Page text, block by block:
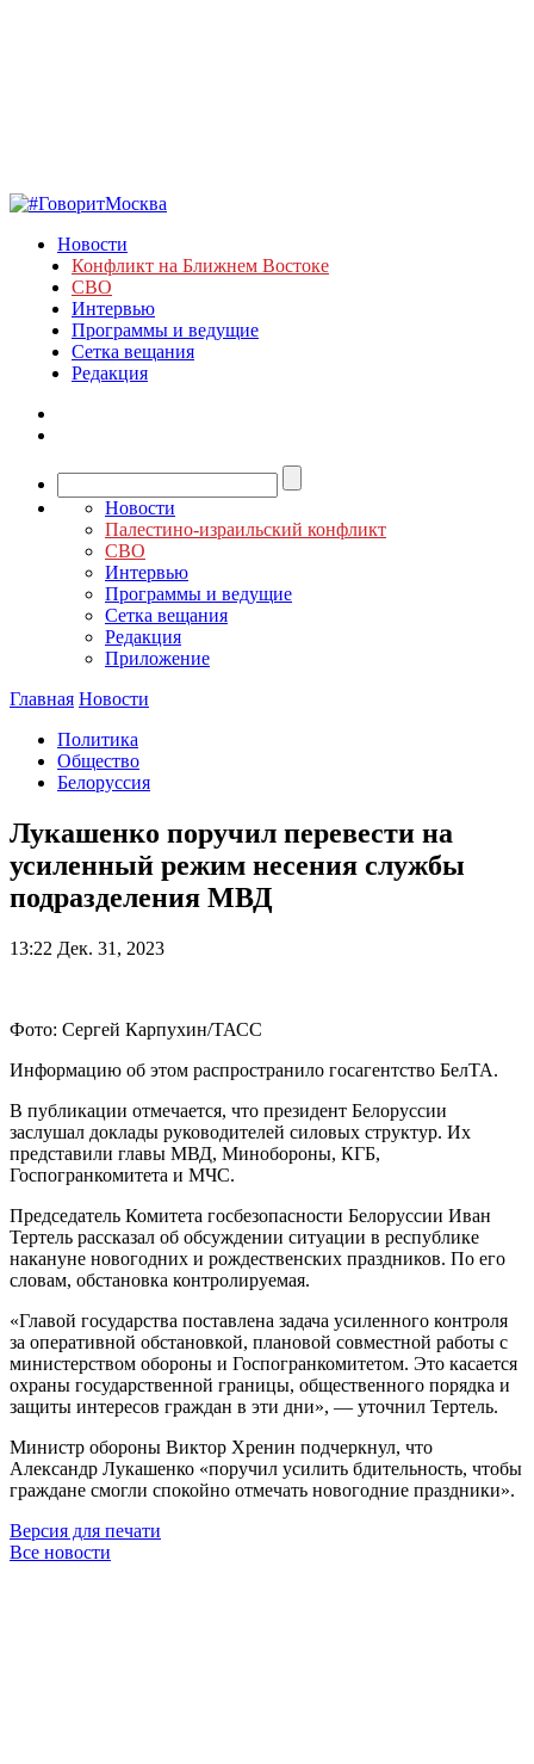
Новости
Конфликт на Ближнем Востоке
СВО
Интервью
Программы и ведущие
Сетка вещания
Редакция
Новости
Палестино-израильский конфликт
СВО
Интервью
Программы и ведущие
Сетка вещания
Редакция
Приложение
Главная Новости
Политика
Общество
Белоруссия
Лукашенко поручил перевести на
усиленный режим несения службы
подразделения МВД
13:22 Дек. 31, 2023
Фото: Сергей Карпухин/ТАСС
Информацию об этом распространило госагентство БелТА.
В публикации отмечается, что президент Белоруссии
заслушал доклады руководителей силовых структур. Их
представили главы МВД, Минобороны, КГБ,
Госпогранкомитета и МЧС.
Председатель Комитета госбезопасности Белоруссии Иван
Тертель рассказал об обсуждении ситуации в республике
накануне новогодних и рождественских праздников. По его
словам, обстановка контролируемая.
«Главой государства поставлена задача усиленного контроля
за оперативной обстановкой, плановой совместной работы с
министерством обороны и Госпогранкомитетом. Это касается
охраны государственной границы, общественного порядка и
защиты интересов граждан в эти дни», — уточнил Тертель.
Министр обороны Виктор Хренин подчеркнул, что
Александр Лукашенко «поручил усилить бдительность, чтобы
граждане смогли спокойно отмечать новогодние праздники».
Версия для печати
Все новости